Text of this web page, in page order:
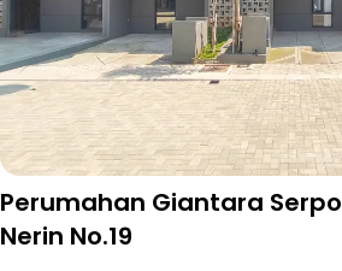
Perumahan Giantara
Nerin No.19